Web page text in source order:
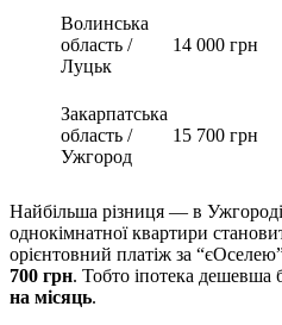
Волинська
область /
Луцьк
14 000 грн
Закарпатська
область /
Ужгород
15 700 грн
Найбільша різниця — в
однокімнатної квартири
орієнтовний платіж за
700 грн. Тобто іпотека дешевша
на місяць.